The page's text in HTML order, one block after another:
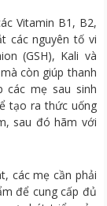
Vitamin B1, B2,
các nguyên tố vi
(GSH), Kali và
còn giúp thanh
các mẹ sau sinh
tạo ra thức uống
sau đó hãm với
các mẹ cần phải
để cung cấp đủ